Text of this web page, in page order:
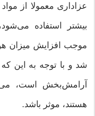
عزاداری معمولا از
بیشتر استفاده
موجب افزایش میزان
شد و با توجه به این‌
آرامش‌بخش است،
هستند، موثر باشد.